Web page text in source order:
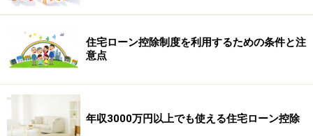
らは会社の年末調整で住宅ローン控除を受けられます。
確定申告をするには、必要な書類がいくつかあり、郵送
で届くもの、自分で取得するものがあります。1つでも
に必要な書類をチェックして、準備しておくようにしま
しょう。
住宅ローン控除制度を利用するための条件と注
意点
年収3000万円以上でも使える住宅ローン控除